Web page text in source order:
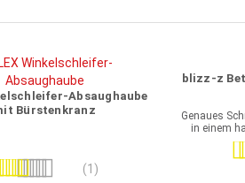
Absaughaube
Bürstenkranz
(1)
blizz-z
Genaues
in einem